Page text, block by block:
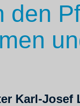
den
Karl-